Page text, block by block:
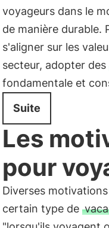
voyageurs dans le
de manière durable.
s'aligner sur les
secteur, adopter des
fondamentale et
Suite
Les
pour
Diverses
certain type de